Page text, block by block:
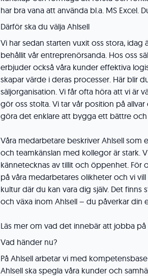
har bra vana att använda bl.a. MS Excel.
Därför ska du välja Ahlsell
Vi har sedan starten vuxit oss stora, idag
behållit vår entreprenörsanda. Hos oss
erbjuder också våra kunder effektiva
skapar värde i deras processer. Här blir
säljorganisation. Vi får ofta höra att vi är
gör oss stolta. Vi tar vår position på
göra det enklare att bygga ett bättre och
Våra medarbetare beskriver Ahlsell som
och teamkänslan med kollegor är stark.
kännetecknas av tillit och öppenhet. För
på våra medarbetares olikheter och vi
kultur där du kan vara dig själv. Det
och växa inom Ahlsell – du påverkar din
Läs mer om vad det innebär att jobba på
Vad händer nu?
På Ahlsell arbetar vi med
Ahlsell ska spegla våra kunder och